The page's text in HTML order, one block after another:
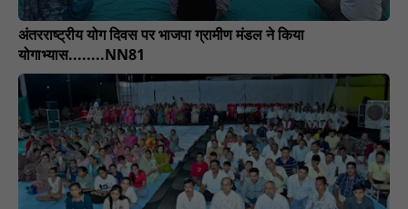
अंतरराष्ट्रीय योग दिवस पर भाजपा ग्रामीण मंडल ने किया
योगाभ्यास........NN81